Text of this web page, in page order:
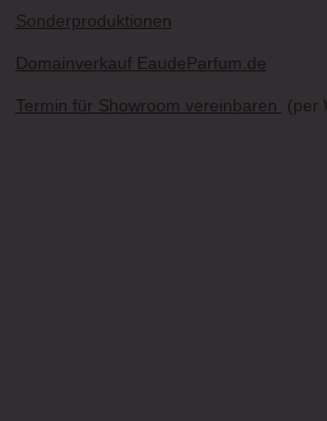
Sonderproduktionen
Domainverkauf EaudeParfum.de
Termin für Showroom vereinbaren (per